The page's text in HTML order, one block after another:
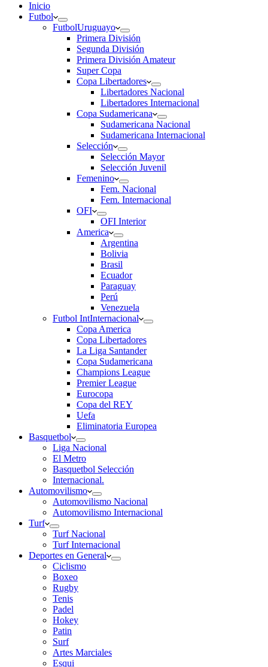
Inicio
Futbol
FutbolUruguayo
Primera División
Segunda División
Primera División Amateur
Super Copa
Copa Libertadores
Libertadores Nacional
Libertadores Internacional
Copa Sudamericana
Sudamericana Nacional
Sudamericana Internacional
Selección
Selección Mayor
Selección Juvenil
Femenino
Fem. Nacional
Fem. Internacional
OFI
OFI Interior
America
Argentina
Bolivia
Brasil
Ecuador
Paraguay
Perú
Venezuela
Futbol IntInternacional
Copa America
Copa Libertadores
La Liga Santander
Copa Sudamericana
Champions League
Premier League
Eurocopa
Copa del REY
Uefa
Eliminatoria Europea
Basquetbol
Liga Nacional
El Metro
Basquetbol Selección
Internacional.
Automovilismo
Automovilismo Nacional
Automovilismo Internacional
Turf
Turf Nacional
Turf Internacional
Deportes en General
Ciclismo
Boxeo
Rugby
Tenis
Padel
Hokey
Patin
Surf
Artes Marciales
Esqui